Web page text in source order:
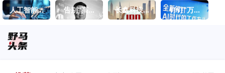
人工智能... 告别“高... 长鑫科技... 钉钉“万...